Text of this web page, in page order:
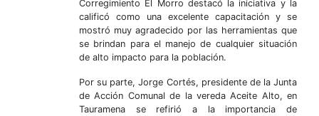
Corregimiento El Morro destacó la iniciativa y la
calificó como una excelente capacitación y se
mostró muy agradecido por las herramientas que
se brindan para el manejo de cualquier situación
de alto impacto para la población.
Por su parte, Jorge Cortés, presidente de la Junta
de Acción Comunal de la vereda Aceite Alto, en
Tauramena se refirió a la importancia de